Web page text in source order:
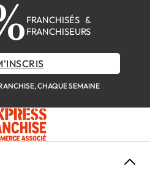
FRANCHISÉS &
FRANCHISEURS
CHAQUE SEMAINE